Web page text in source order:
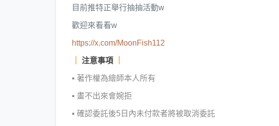
目前推特正舉行抽抽活動w
歡迎來看看w
https://x.com/MoonFish112
注意事項
▪ 著作權為繪師本人所有
▪ 畫不出來會婉拒
▪ 確認委託後5日內未付款者將被取消委託